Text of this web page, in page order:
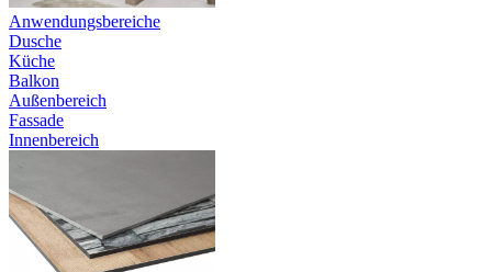
Anwendungsbereiche
Dusche
Küche
Balkon
Außenbereich
Fassade
Innenbereich